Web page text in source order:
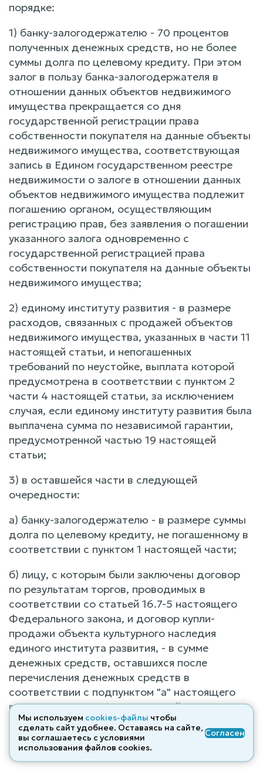
порядке:
1) банку-залогодержателю - 70 процентов
полученных денежных средств, но не более
суммы долга по целевому кредиту. При этом
залог в пользу банка-залогодержателя в
отношении данных объектов недвижимого
имущества прекращается со дня
государственной регистрации права
собственности покупателя на данные объекты
недвижимого имущества, соответствующая
запись в Едином государственном реестре
недвижимости о залоге в отношении данных
объектов недвижимого имущества подлежит
погашению органом, осуществляющим
регистрацию прав, без заявления о погашении
указанного залога одновременно с
государственной регистрацией права
собственности покупателя на данные объекты
недвижимого имущества;
2) единому институту развития - в размере
расходов, связанных с продажей объектов
недвижимого имущества, указанных в части 11
настоящей статьи, и непогашенных
требований по неустойке, выплата которой
предусмотрена в соответствии с пунктом 2
части 4 настоящей статьи, за исключением
случая, если единому институту развития была
выплачена сумма по независимой гарантии,
предусмотренной частью 19 настоящей
статьи;
3) в оставшейся части в следующей
очередности:
а) банку-залогодержателю - в размере суммы
долга по целевому кредиту, не погашенному в
соответствии с пунктом 1 настоящей части;
б) лицу, с которым были заключены договор
по результатам торгов, проводимых в
соответствии со статьей 16.7-5 настоящего
Федерального закона, и договор купли-
продажи объекта культурного наследия
единого института развития, - в сумме
денежных средств, оставшихся после
перечисления денежных средств в
соответствии с подпунктом "а" настоящего
пункта и пунктами 1, 2 настоящей части, но не
более цены, уплаченной данным лицом за
указанные объекты недвижимого имущества в
соответствии с такими договорами;
Мы используем cookies-файлы чтобы
сделать сайт удобнее. Оставаясь на сайте,
вы соглашаетесь с условиями
использования файлов cооkies.
Согласен